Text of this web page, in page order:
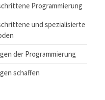
Programmierung
und spezialisierte
der Programmierung
schaffen